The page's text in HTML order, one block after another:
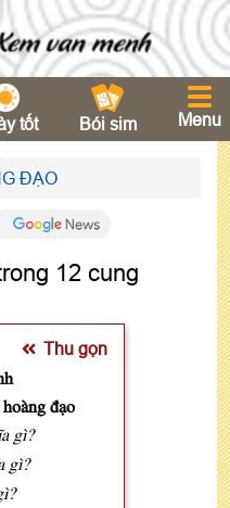
tốt Bói sim Menu
ĐẠO
12 cung
Thu gọn
đạo
gì?
gì?